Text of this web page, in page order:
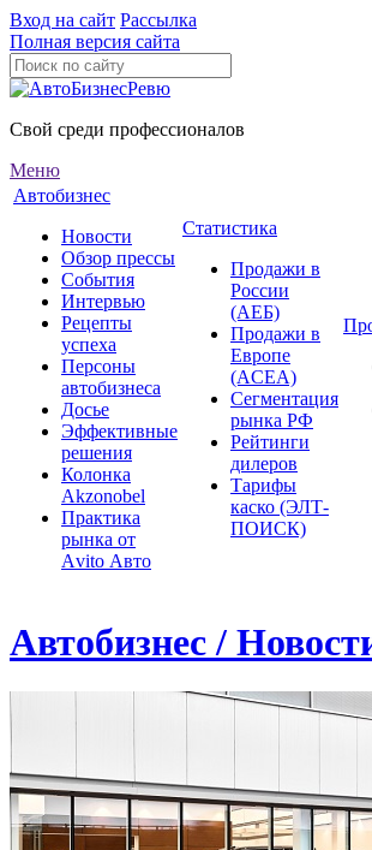
Вход на сайт Рассылка
Полная версия сайта
Свой среди профессионалов
Меню
Автобизнес
Новости
Обзор прессы
События
Интервью
Рецепты
успеха
Персоны
автобизнеса
Досье
Эффективные
решения
Колонка
Akzonobel
Практика
рынка от
Аvito Авто
Статистика
Продажи в
России
(АЕБ)
Продажи в
Европе
(ACEA)
Сегментация
рынка РФ
Рейтинги
дилеров
Тарифы
каско (ЭЛТ-
ПОИСК)
Автобизнес /